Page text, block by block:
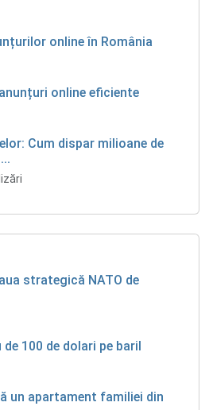
online în România
online eficiente
Cum dispar milioane de
strategică NATO de
100 de dolari pe baril
un apartament familiei din